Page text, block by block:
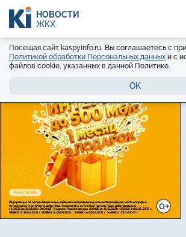
НОВОСТИ
ЖКХ
Посещая сайт kaspyinfo.ru, Вы соглашаетесь с
Политикой обработки Персональных данных и с
файлов cookie, указанных в данной Политике.
OK